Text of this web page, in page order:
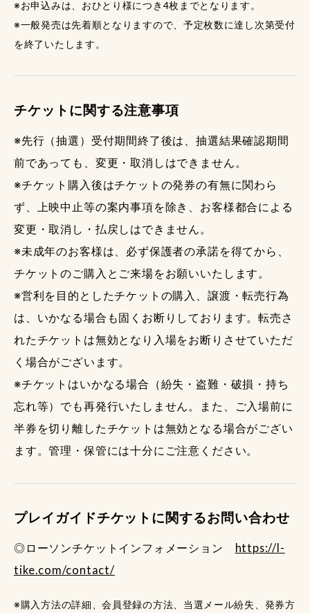
※お申込みは、おひとり様につき4枚までとなります。
※一般発売は先着順となりますので、予定枚数に達し次第受付
を終了いたします。
チケットに関する注意事項
※先行（抽選）受付期間終了後は、抽選結果確認期間
前であっても、変更・取消しはできません。
※チケット購入後はチケットの発券の有無に関わら
ず、上映中止等の案内事項を除き、お客様都合による
変更・取消し・払戻しはできません。
※未成年のお客様は、必ず保護者の承諾を得てから、
チケットのご購入とご来場をお願いいたします。
※営利を目的としたチケットの購入、譲渡・転売行為
は、いかなる場合も固くお断りしております。転売さ
れたチケットは無効となり入場をお断りさせていただ
く場合がございます。
※チケットはいかなる場合（紛失・盗難・破損・持ち
忘れ等）でも再発行いたしません。また、ご入場前に
半券を切り離したチケットは無効となる場合がござい
ます。管理・保管には十分にご注意ください。
プレイガイドチケットに関するお問い合わせ
◎ローソンチケットインフォメーション
https://l-
tike.com/contact/
※購入方法の詳細、会員登録の方法、当選メール紛失、発券方